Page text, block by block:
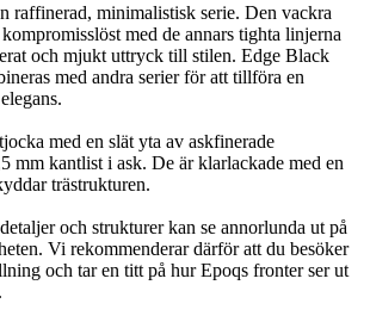
raffinerad, minimalistisk serie. Den vackra
med de annars tighta linjerna
och mjukt uttryck till stilen. Edge Black
med andra serier för att tillföra en
med en slät yta av askfinerade
mm kantlist i ask. De är klarlackade med en
trästrukturen.
och strukturer kan se annorlunda ut på
Vi rekommenderar därför att du besöker
och tar en titt på hur Epoqs fronter ser ut